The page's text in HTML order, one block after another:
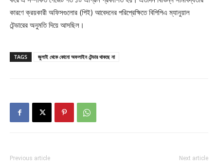
কারণে ক্রয়কারী অফিসগুলোর (পিই) আবেদনের পরিপ্রেক্ষিতে বিপিপিএ ম্যানুয়াল
টেন্ডারের অনুমতি দিয়ে আসছিল।
TAGS জুলাই থেকে কোনো অফলাইন টেন্ডার থাকছে না
Previous article Next article